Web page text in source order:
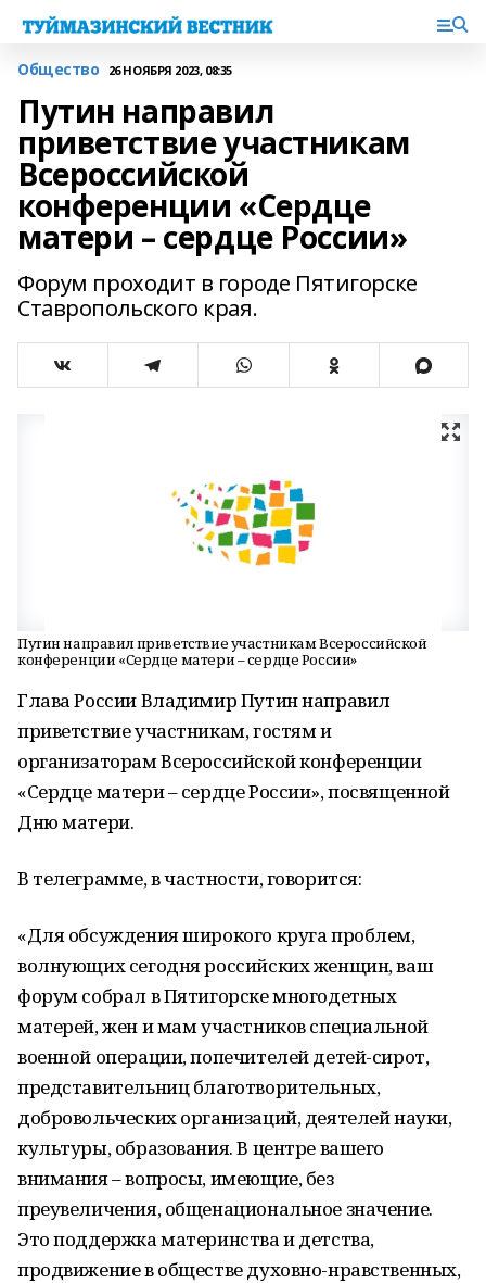
Общество 26 НОЯБРЯ 2023, 08:35
Путин направил
приветствие участникам
Всероссийской
конференции «Сердце
матери – сердце России»
Форум проходит в городе Пятигорске
Ставропольского края.
Путин направил приветствие участникам Всероссийской
конференции «Сердце матери – сердце России»
Глава России Владимир Путин направил
приветствие участникам, гостям и
организаторам Всероссийской конференции
«Сердце матери – сердце России», посвященной
Дню матери.
В телеграмме, в частности, говорится:
«Для обсуждения широкого круга проблем,
волнующих сегодня российских женщин, ваш
форум собрал в Пятигорске многодетных
матерей, жен и мам участников специальной
военной операции, попечителей детей-сирот,
представительниц благотворительных,
добровольческих организаций, деятелей науки,
культуры, образования. В центре вашего
внимания – вопросы, имеющие, без
преувеличения, общенациональное значение.
Это поддержка материнства и детства,
продвижение в обществе духовно-нравственных,